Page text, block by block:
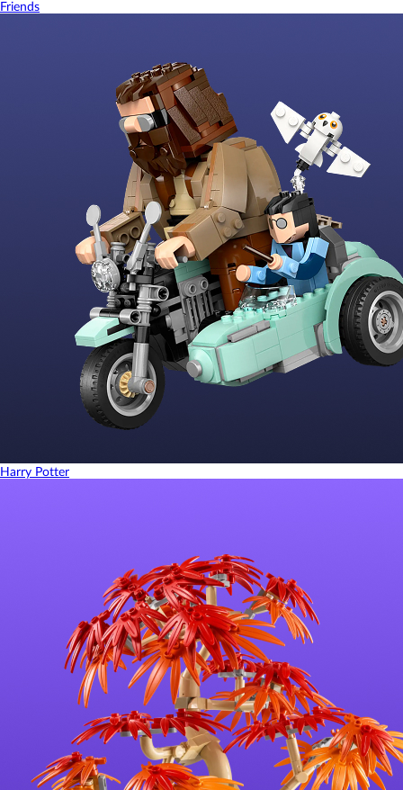
Friends
Harry Potter